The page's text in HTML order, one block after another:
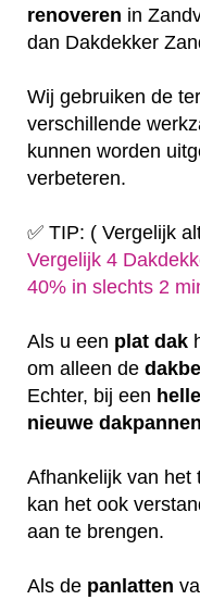
renoveren in
dan Dakdekker
Wij gebruiken de
verschillende
kunnen worden
verbeteren.
✅ TIP: ( Vergelijk
Vergelijk 4
40% in slechts 2
Als u een plat dak
om alleen de
Echter, bij een
nieuwe dakpannen
Afhankelijk van het
kan het ook
aan te brengen.
Als de panlatten